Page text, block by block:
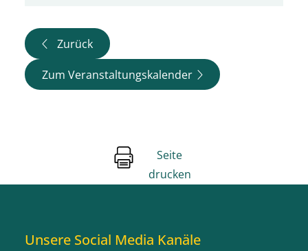
Zurück
Zum Veranstaltungskalender
Seite
drucken
Unsere Social Media Kanäle